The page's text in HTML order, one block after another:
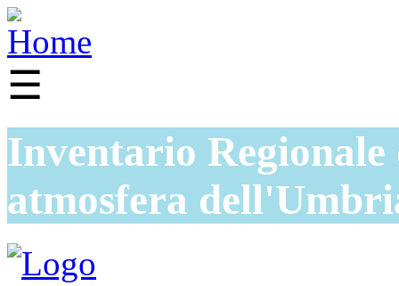
☰
Inventario
atmosfera